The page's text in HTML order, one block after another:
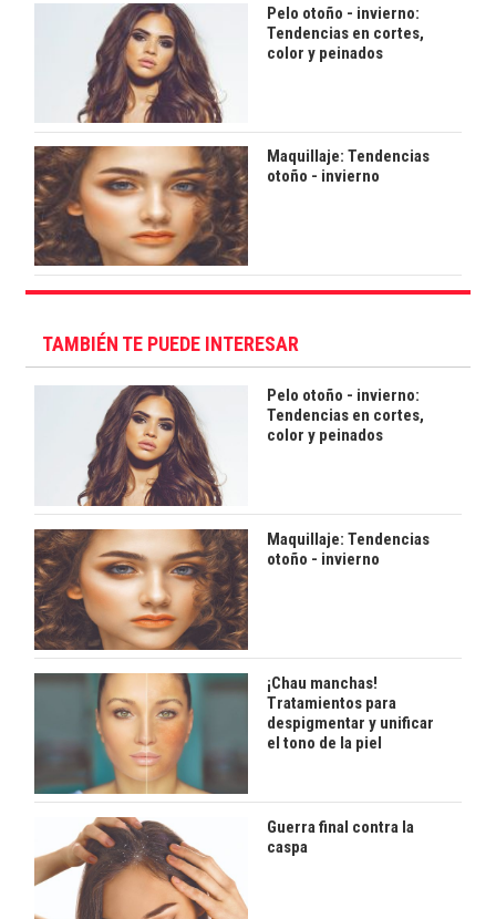
Pelo otoño - invierno:
Tendencias en cortes,
color y peinados
Maquillaje: Tendencias
otoño - invierno
TAMBIÉN TE PUEDE INTERESAR
Pelo otoño - invierno:
Tendencias en cortes,
color y peinados
Maquillaje: Tendencias
otoño - invierno
¡Chau manchas!
Tratamientos para
despigmentar y unificar
el tono de la piel
Guerra final contra la
caspa